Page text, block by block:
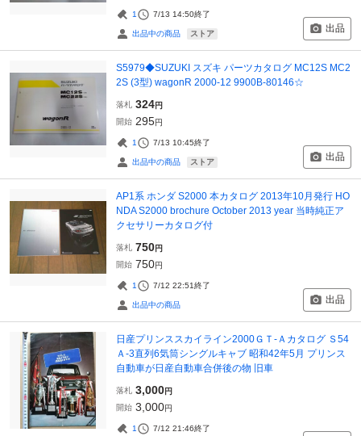
1 7/13 14:50終了
出品中の商品 ストア 出品
S5979◆SUZUKI スズキ パーツカタログ MC12S MC2
2S (3型) wagonR 2000-12 9900B-80146☆
落札 324円
開始 295円
1 7/13 10:45終了
出品中の商品 ストア 出品
AP1系 ホンダ S2000 本カタログ 2013年10月発行 HO
NDA S2000 brochure October 2013 year 当時純正ア
クセサリーカタログ付
落札 750円
開始 750円
1 7/12 22:51終了
出品中の商品 出品
日産プリンススカイライン2000ＧＴ-Ａカタログ Ｓ54
Ａ-3直列6気筒シングルキャブ 昭和42年5月 プリンス
自動車が日産自動車合併後の物 旧車
落札 3,000円
開始 3,000円
1 7/12 21:46終了